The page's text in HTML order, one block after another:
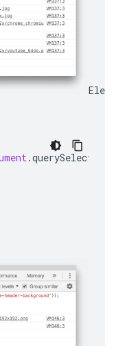
.querySelector